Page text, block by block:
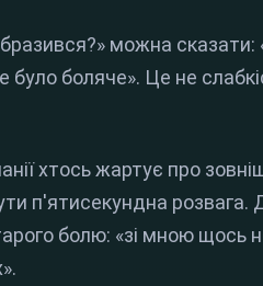
можна
було боляче». Це не
хтось жартує про
п'ятисекундна
болю: «зі мною щось